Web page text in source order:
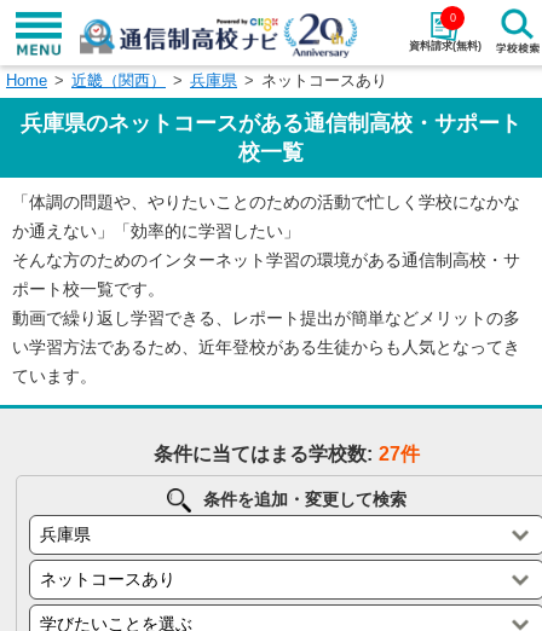
資料請求(無料)
0
学校名で探す
エリアから探す 特徴から探す
エリアを選択して探す
関東 北海道・東北
東海
九州・沖縄
Home 近畿（関西） 兵庫県 ネットコースあり
兵庫県のネットコースがある通信制高校・サポート
校一覧
「体調の問題や、やりたいことのための活動で忙しく学校になかな
か通えない」「効率的に学習したい」
そんな方のためのインターネット学習の環境がある通信制高校・サ
ポート校一覧です。
動画で繰り返し学習できる、レポート提出が簡単などメリットの多
い学習方法であるため、近年登校がある生徒からも人気となってき
ています。
条件に当てはまる学校数: 27件
条件を追加・変更して検索